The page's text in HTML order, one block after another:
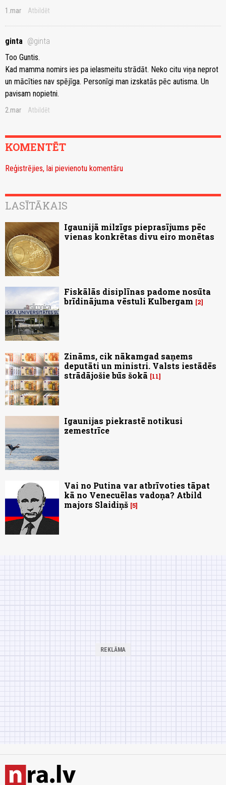
1.mar Atbildēt
ginta @ginta
Too Guntis.
Kad mamma nomirs ies pa ielasmeitu strādāt. Neko citu viņa neprot
un mācīties nav spējīga. Personīgi man izskatās pēc autisma. Un
pavisam nopietni.
2.mar Atbildēt
KOMENTĒT
Reģistrējies, lai pievienotu komentāru
LASĪTĀKAIS
Igaunijā milzīgs pieprasījums pēc
vienas konkrētas divu eiro monētas
Fiskālās disiplīnas padome nosūta
brīdinājuma vēstuli Kulbergam
2
Zināms, cik nākamgad saņems
deputāti un ministri. Valsts iestādēs
strādājošie būs šokā
11
Igaunijas piekrastē notikusi
zemestrīce
Vai no Putina var atbrīvoties tāpat
kā no Venecuēlas vadoņa? Atbild
majors Slaidiņš 5